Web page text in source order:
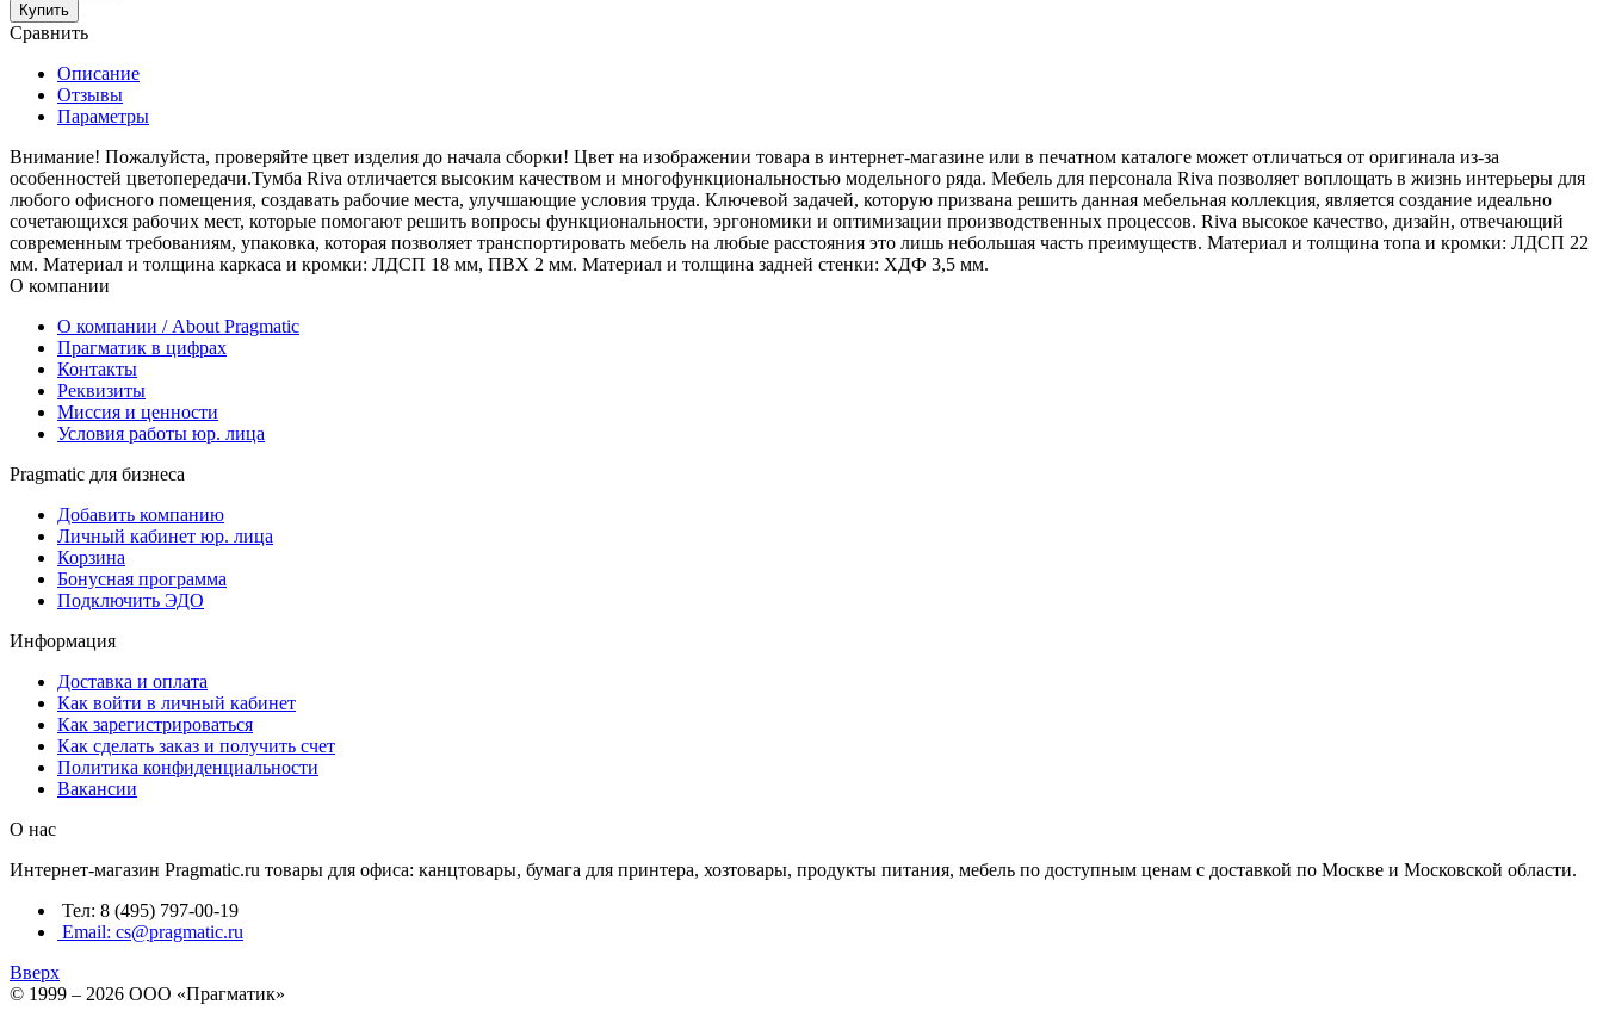
Купить
Сравнить
Описание
Отзывы
Параметры
Внимание! Пожалуйста, проверяйте цвет изделия до начала сборки! Цвет на изображении товара в интернет-магазине или в печатном каталоге может отличаться от оригинала из-за
особенностей цветопередачи.Тумба Riva отличается высоким качеством и многофункциональностью модельного ряда. Мебель для персонала Riva позволяет воплощать в жизнь интерьеры для
любого офисного помещения, создавать рабочие места, улучшающие условия труда. Ключевой задачей, которую призвана решить данная мебельная коллекция, является создание идеально
сочетающихся рабочих мест, которые помогают решить вопросы функциональности, эргономики и оптимизации производственных процессов. Riva высокое качество, дизайн, отвечающий
современным требованиям, упаковка, которая позволяет транспортировать мебель на любые расстояния это лишь небольшая часть преимуществ. Материал и толщина топа и кромки: ЛДСП 22
мм. Материал и толщина каркаса и кромки: ЛДСП 18 мм, ПВХ 2 мм. Материал и толщина задней стенки: ХДФ 3,5 мм.
О компании
О компании / About Pragmatic
Прагматик в цифрах
Контакты
Реквизиты
Миссия и ценности
Условия работы юр. лица
Pragmatic для бизнеса
Добавить компанию
Личный кабинет юр. лица
Корзина
Бонусная программа
Подключить ЭДО
Информация
Доставка и оплата
Как войти в личный кабинет
Как зарегистрироваться
Как сделать заказ и получить счет
Политика конфиденциальности
Вакансии
О нас
Интернет-магазин Pragmatic.ru товары для офиса: канцтовары, бумага для принтера, хозтовары, продукты питания, мебель по доступным ценам с доставкой по Москве и Московской области.
Тел: 8 (495) 797-00-19
Email: cs@pragmatic.ru
Вверх
© 1999 – 2026 ООО «Прагматик»